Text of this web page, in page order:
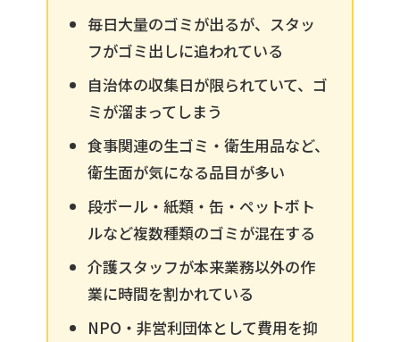
毎日大量のゴミが出るが、スタッ
フがゴミ出しに追われている
自治体の収集日が限られていて、ゴ
ミが溜まってしまう
食事関連の生ゴミ・衛生用品など、
衛生面が気になる品目が多い
段ボール・紙類・缶・ペットボト
ルなど複数種類のゴミが混在する
介護スタッフが本来業務以外の作
業に時間を割かれている
NPO・非営利団体として費用を抑